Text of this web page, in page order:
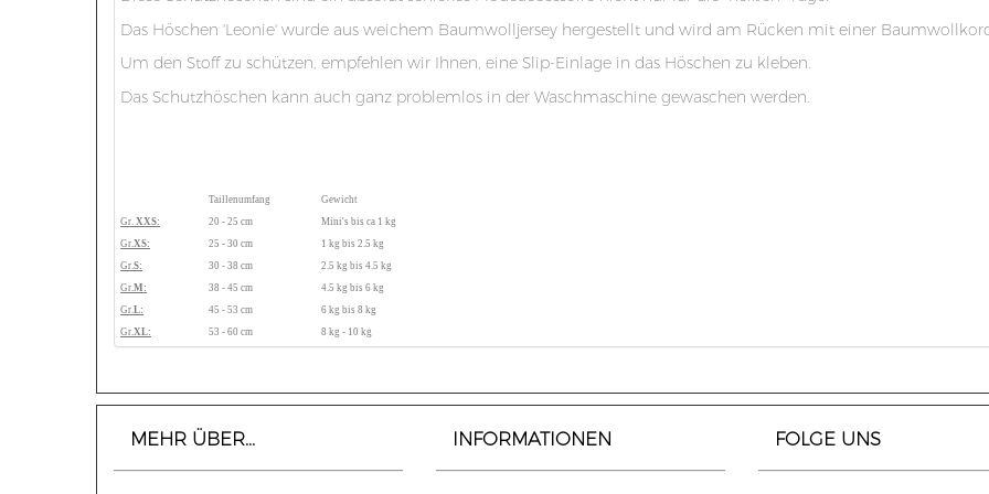
Das Höschen 'Leonie' wurde aus weichem Baumwolljersey hergestellt und wird am Rücken mit einer
Um den Stoff zu schützen, empfehlen wir Ihnen, eine Slip-Einlage in das Höschen zu kleben.
Das Schutzhöschen kann auch ganz problemlos in der Waschmaschine gewaschen werden.
Taillenumfang
Gewicht
Gr. XXS: 20 - 25 cm
Mini's bis ca 1 kg
Gr.XS: 25 - 30 cm
1 kg bis 2.5 kg
Gr.S: 30 - 38 cm
2.5 kg bis 4.5 kg
Gr.M: 38 - 45 cm
4.5 kg bis 6 kg
Gr.L: 45 - 53 cm
6 kg bis 8 kg
Gr.XL: 53 - 60 cm 8 kg - 10 kg
MEHR ÜBER... INFORMATIONEN FOLGE UNS